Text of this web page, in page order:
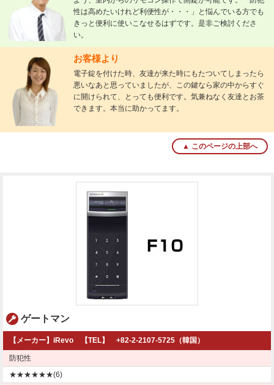
性は高めたいけれど利便性が・・・」と悩んでいる方でも
きっと便利に使いこなせるはずです。是非ご検討くださ
い。
お客様より
電子錠を付けた時、友達が来た時にもたついてしまったら
悪いなあと思っていましたが、この鍵なら家の中からすぐ
に開けられて、とっても便利です。気兼ねなく友達とお茶
できます。本当に助かってます。
▲ このページの上部へ
ゲートマン
【メーカー】iRevo 【TEL】 +82-2-2107-5725（韓国）
防犯性
★★★★★★(6)